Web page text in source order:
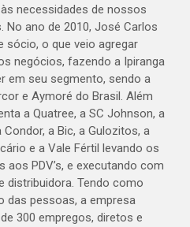
necessidades de nossos
ano de 2010, José Carlos
o que veio agregar
negócios, fazendo a Ipiranga
em seu segmento, sendo a
e Aymoré do Brasil. Além
a Quatree, a SC Johnson, a
a Bic, a Gulozitos, a
e a Vale Fértil levando os
PDV’s, e executando com
distribuidora. Tendo como
das pessoas, a empresa
300 empregos, diretos e